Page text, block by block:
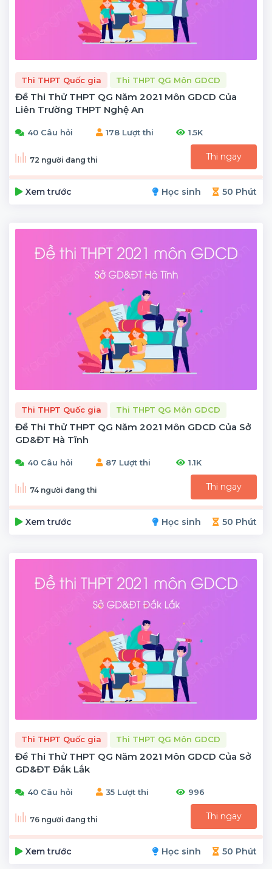
Thi THPT Quốc gia Thi THPT QG Môn GDCD
Đề Thi Thử THPT QG Năm 2021 Môn GDCD Của
Liên Trường THPT Nghệ An
40 Câu hỏi 178 Lượt thi 1.5K
72 người đang thi Thi ngay
Xem trước Học sinh 50 Phút
Thi THPT Quốc gia Thi THPT QG Môn GDCD
Đề Thi Thử THPT QG Năm 2021 Môn GDCD Của Sở
GD&ĐT Hà Tĩnh
40 Câu hỏi 87 Lượt thi 1.1K
74 người đang thi Thi ngay
Xem trước Học sinh 50 Phút
Thi THPT Quốc gia Thi THPT QG Môn GDCD
Đề Thi Thử THPT QG Năm 2021 Môn GDCD Của Sở
GD&ĐT Đắk Lắk
40 Câu hỏi 35 Lượt thi 996
76 người đang thi Thi ngay
Xem trước Học sinh 50 Phút